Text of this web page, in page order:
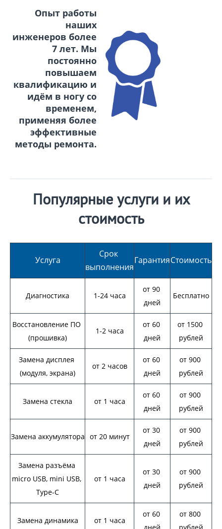
Опыт работы
наших
инженеров более
7 лет. Мы
постоянно
повышаем
квалификацию и
идём в ногу со
временем,
применяя более
эффективные
методы ремонта.
Популярные услуги и их
стоимость
Услуга
Срок
выполнения
ГарантияСтоимость
Диагностика 1-24 часа
от 90
дней
Бесплатно
Восстановление ПО
(прошивка)
1-2 часа
от 60
дней
от 1500
рублей
Замена дисплея
(модуля, экрана)
от 2 часов
от 60
дней
от 900
рублей
Замена стекла от 1 часа
от 60
дней
от 900
рублей
Замена аккумулятора от 20 минут
от 30
дней
от 900
рублей
Замена разъёма
micro USB, mini USB,
Type-C
от 1 часа
от 30
дней
от 900
рублей
Замена динамика от 1 часа
от 60
от 800